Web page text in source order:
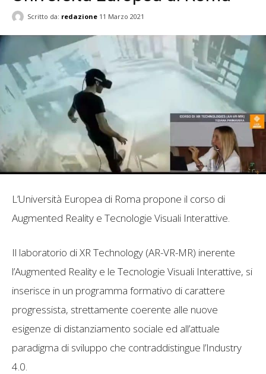
Scritto da: redazione 11 Marzo 2021
L’Università Europea di Roma propone il corso di
Augmented Reality e Tecnologie Visuali Interattive.
Il laboratorio di XR Technology (AR-VR-MR) inerente
l’Augmented Reality e le Tecnologie Visuali Interattive, si
inserisce in un programma formativo di carattere
progressista, strettamente coerente alle nuove
esigenze di distanziamento sociale ed all’attuale
paradigma di sviluppo che contraddistingue l’Industry
4.0.